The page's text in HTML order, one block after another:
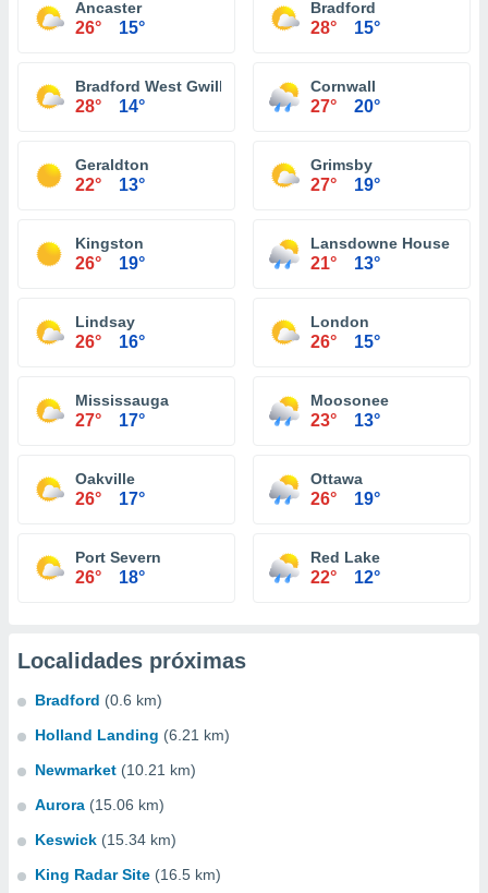
Ancaster
26° 15°
Bradford
28° 15°
Bradford West Gwillimbury
28° 14°
Cornwall
27° 20°
Geraldton
22° 13°
Grimsby
27° 19°
Kingston
26° 19°
Lansdowne House
21° 13°
Lindsay
26° 16°
London
26° 15°
Mississauga
27° 17°
Moosonee
23° 13°
Oakville
26° 17°
Ottawa
26° 19°
Port Severn
26° 18°
Red Lake
22° 12°
Localidades próximas
Bradford (0.6 km)
Holland Landing (6.21 km)
Newmarket (10.21 km)
Aurora (15.06 km)
Keswick (15.34 km)
King Radar Site (16.5 km)